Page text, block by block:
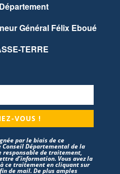
Général Félix Eboué
TERRE
VOUS !
par le biais de ce
Départemental de la
responsable de traitement,
d’information. Vous avez la
ce traitement en cliquant sur
de mail. De plus amples